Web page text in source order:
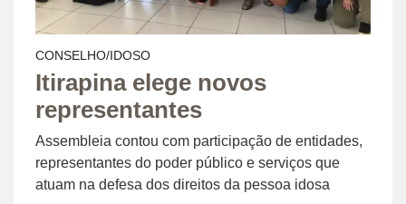
CONSELHO/IDOSO
Itirapina elege novos
representantes
Assembleia contou com participação de entidades,
representantes do poder público e serviços que
atuam na defesa dos direitos da pessoa idosa